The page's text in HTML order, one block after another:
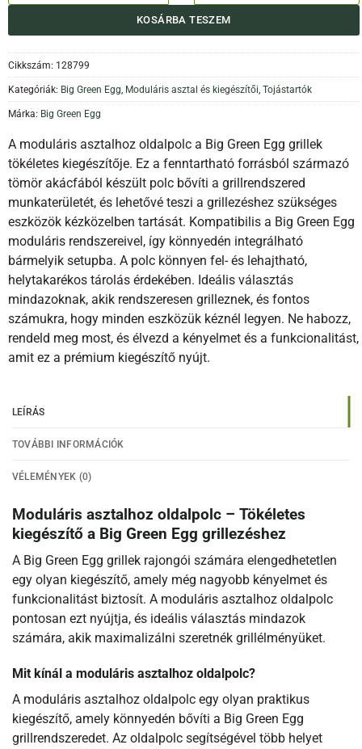
KOSÁRBA TESZEM
Cikkszám: 128799
Kategóriák: Big Green Egg Moduláris asztal és kiegészítői Tojástartók
Márka: Big Green Egg
A moduláris asztalhoz oldalpolc a Big Green Egg grillek
tökéletes kiegészítője. Ez a fenntartható forrásból származó
tömör akácfából készült polc bővíti a grillrendszered
munkaterületét, és lehetővé teszi a grillezéshez szükséges
eszközök kézközelben tartását. Kompatibilis a Big Green Egg
moduláris rendszereivel, így könnyedén integrálható
bármelyik setupba. A polc könnyen fel- és lehajtható,
helytakarékos tárolás érdekében. Ideális választás
mindazoknak, akik rendszeresen grilleznek, és fontos
számukra, hogy minden eszközük kéznél legyen. Ne habozz,
rendeld meg most, és élvezd a kényelmet és a funkcionalitást,
amit ez a prémium kiegészítő nyújt.
LEÍRÁS
TOVÁBBI INFORMÁCIÓK
VÉLEMÉNYEK (0)
Moduláris asztalhoz oldalpolc – Tökéletes
kiegészítő a Big Green Egg grillezéshez
A Big Green Egg grillek rajongói számára elengedhetetlen
egy olyan kiegészítő, amely még nagyobb kényelmet és
funkcionalitást biztosít. A moduláris asztalhoz oldalpolc
pontosan ezt nyújtja, és ideális választás mindazok
számára, akik maximalizálni szeretnék grillélményüket.
Mit kínál a moduláris asztalhoz oldalpolc?
A moduláris asztalhoz oldalpolc egy olyan praktikus
kiegészítő, amely könnyedén bővíti a Big Green Egg
grillrendszeredet. Az oldalpolc segítségével több helyet